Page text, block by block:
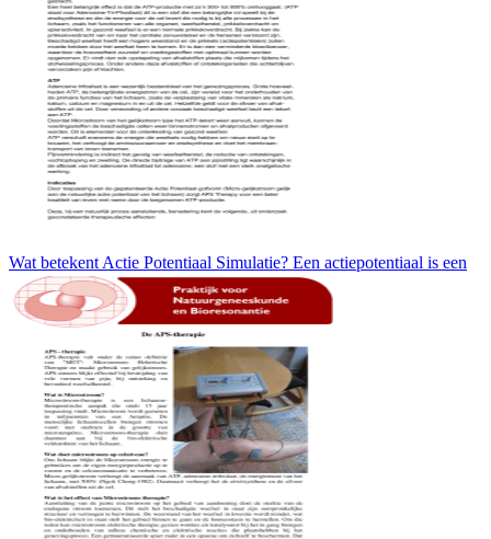
Wat betekent Actie Potentiaal Simulatie? Een actiepotentiaal is een